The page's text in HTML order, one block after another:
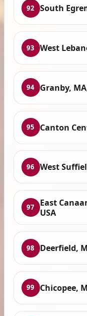
92 South
93 West
94 Granby,
95 Canton
96 West
97
East
USA
98 Deerfield,
99 Chicopee,